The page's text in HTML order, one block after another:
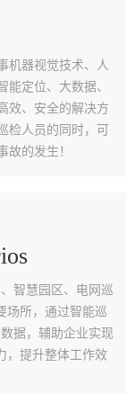
机器视觉技术、人
定位、大数据、
效、安全的解决方
检人员的同时，可
故的发生！
智慧园区、电网巡
场所，通过智能巡
据，辅助企业实现
，提升整体工作效